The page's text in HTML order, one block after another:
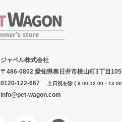
ジャペル株式会社
〒486-0802 愛知県春日井市桃山町3丁目
0120-122-667 土日祝を除く9:00-12:00・
info@pet-wagon.com